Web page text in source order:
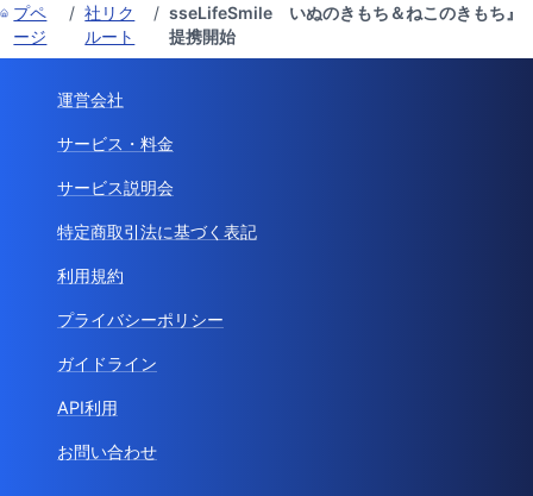
プペ
ージ
/ 社リク
ルート
/ sseLifeSmile いぬのきもち＆ねこのきもち』
提携開始
運営会社
サービス・料金
サービス説明会
特定商取引法に基づく表記
利用規約
プライバシーポリシー
ガイドライン
API利用
お問い合わせ